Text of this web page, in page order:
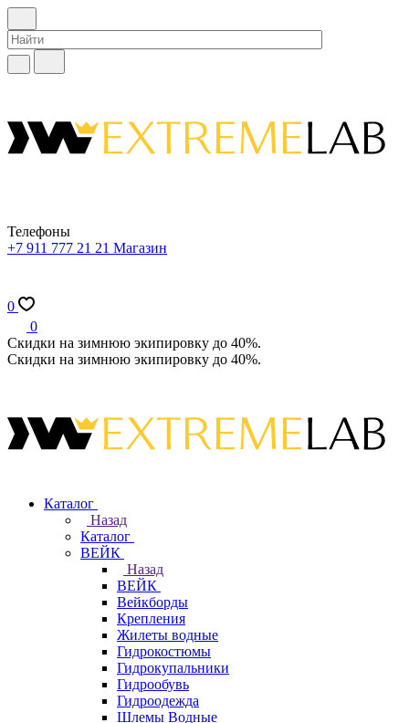
Телефоны
+7 911 777 21 21 Магазин
0
0
Скидки на зимнюю экипировку до 40%.
Скидки на зимнюю экипировку до 40%.
Каталог
Назад
Каталог
ВЕЙК
Назад
ВЕЙК
Вейкборды
Крепления
Жилеты водные
Гидрокостюмы
Гидрокупальники
Гидрообувь
Гидроодежда
Шлемы Водные